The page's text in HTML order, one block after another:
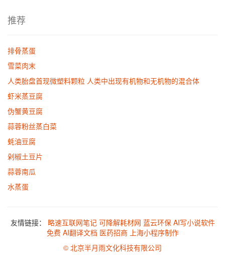
推荐
排骨蒸蛋
雪菜肉末
人类胎盘首现微塑料颗粒 人类中出现有机物和无机物的混合体
虾米蒸豆腐
伪蟹黄豆腐
蒜蓉粉丝蒸白菜
蚝油豆腐
剁椒土豆片
蒜蓉南瓜
水蒸蛋
友情链接： 略速互联网笔记 可降解耗材网 蓝云环保 AI写小说软件
免费 AI翻译文档 医药招商 上海小程序制作
© 北京半月雨文化科技有限公司